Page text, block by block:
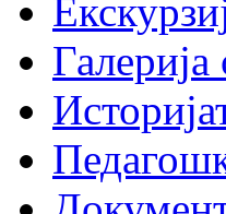
Галерија